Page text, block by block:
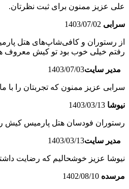
علی عزیز ممنون برای ثبت نظرتان.
سرابی 1403/07/02
از رستوران و کافی‌شاپ‌های هتل
رفتم خیلی خوب بود تو کیش
مدیر سایت1403/07/03
سرابی عزیز ممنون که تجربتان را با
نیوشا 1403/03/13
رستوران فودسان هتل پارمیس کیش
مدیر سایت1403/03/13
نیوشا عزیز خوشحالیم که رضایت
مرسده 1402/08/10